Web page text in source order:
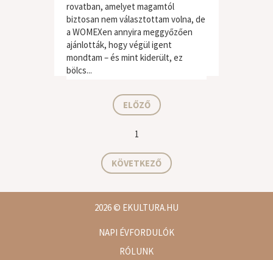
rovatban, amelyet magamtól
biztosan nem választottam volna, de
a WOMEXen annyira meggyőzően
ajánlották, hogy végül igent
mondtam – és mint kiderült, ez
bölcs...
világzene / folk
ELŐZŐ
1
KÖVETKEZŐ
2026© EKULTURA.HU
NAPI ÉVFORDULÓK
RÓLUNK